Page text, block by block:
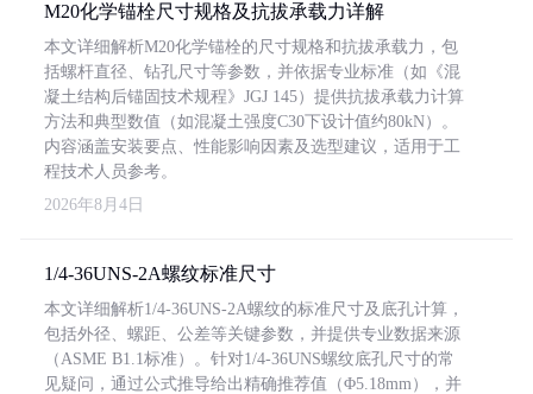
M20化学锚栓尺寸规格及抗拔承载力详解
本文详细解析M20化学锚栓的尺寸规格和抗拔承载力，包
括螺杆直径、钻孔尺寸等参数，并依据专业标准（如《混
凝土结构后锚固技术规程》JGJ 145）提供抗拔承载力计算
方法和典型数值（如混凝土强度C30下设计值约80kN）。
内容涵盖安装要点、性能影响因素及选型建议，适用于工
程技术人员参考。
2026年8月4日
1/4-36UNS-2A螺纹标准尺寸
本文详细解析1/4-36UNS-2A螺纹的标准尺寸及底孔计算，
包括外径、螺距、公差等关键参数，并提供专业数据来源
（ASME B1.1标准）。针对1/4-36UNS螺纹底孔尺寸的常
见疑问，通过公式推导给出精确推荐值（Φ5.18mm），并